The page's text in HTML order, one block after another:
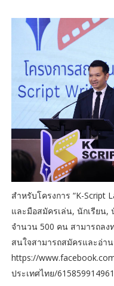
สำหรับโครงการ “K-Script
และมือสมัครเล่น, นักเรียน
จำนวน 500 คน สามารถลง
สนใจสามารถสมัครและอ่า
https://
ประเทศไทย/